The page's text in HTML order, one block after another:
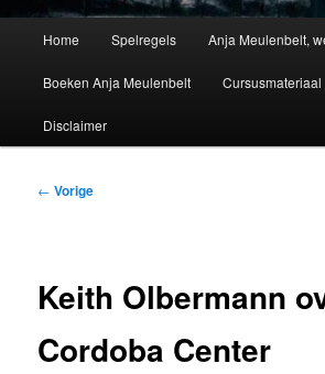
Home Spelregels Anja Meulenbelt,
Boeken Anja Meulenbelt Cursusmateriaal
Disclaimer
Bericht
← Vorige
Keith Olbermann
Cordoba Center